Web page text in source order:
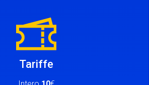
Tariffe